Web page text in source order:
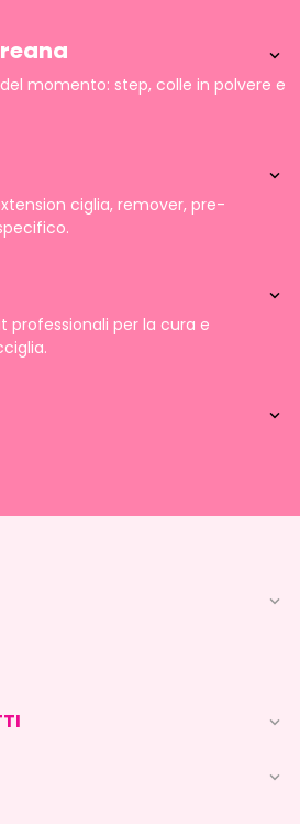

momento: step, colle in polvere e

ciglia, remover, pre-

professionali per la cura e



